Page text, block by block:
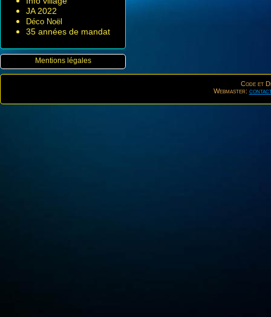
JA 2022
Déco Noël
35 années de mandat
Mentions légales
Code et
Webmaster: